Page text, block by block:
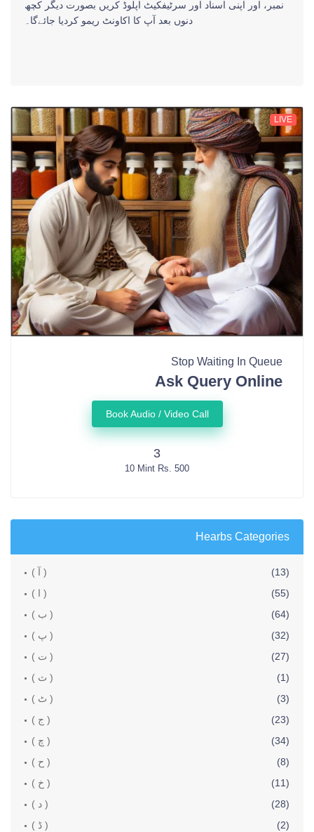
نمبر، اور اپنی اسناد اور سرٹیفکیٹ اپلوڈ کریں بصورت دیگر کچھ
دنوں بعد آپ کا اکاونٹ ریمو کردیا جائےگا۔
LIVE
Stop Waiting In Queue
Ask Query Online
Book Audio / Video Call
3
10 Mint Rs. 500
Hearbs Categories
( آ )
(13)
( ا )
(55)
( ب )
(64)
( پ )
(32)
( ت )
(27)
( ث )
(1)
( ٹ )
(3)
( ج )
(23)
( چ )
(34)
( ح )
(8)
( خ )
(11)
( د )
(28)
( ڈ )
(2)